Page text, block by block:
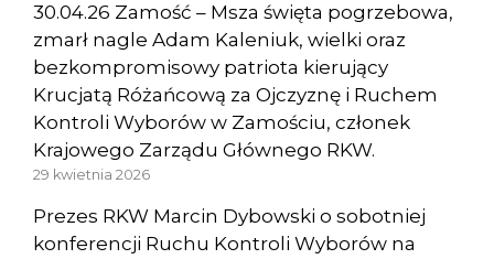
30.04.26 Zamość – Msza święta pogrzebowa,
zmarł nagle Adam Kaleniuk, wielki oraz
bezkompromisowy patriota kierujący
Krucjatą Różańcową za Ojczyznę i Ruchem
Kontroli Wyborów w Zamościu, członek
Krajowego Zarządu Głównego RKW.
29 kwietnia 2026
Prezes RKW Marcin Dybowski o sobotniej
konferencji Ruchu Kontroli Wyborów na